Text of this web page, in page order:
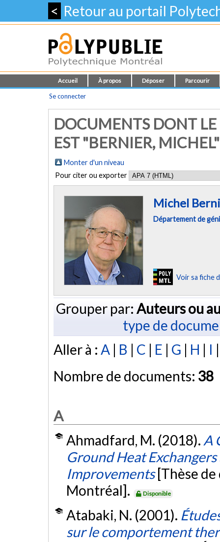
< Retour au portail
Accueil À propos Déposer Parcourir
Se connecter
DOCUMENTS DONT
EST "BERNIER, MICHEL"
Monter d'un niveau
Pour citer ou exporter
Michel
Département de
Voir sa fiche
Grouper par: Auteurs ou
type de
Aller à : A | B | C | E | G | H | I
Nombre de documents: 38
A
Ahmadfard, M. (2018). A
Ground Heat
Improvements [Thèse
Montréal].
Disponible
Atabaki, N. (2001).
sur le comportement